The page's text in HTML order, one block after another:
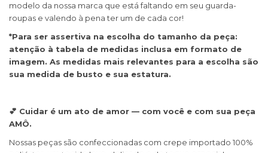
modelo da nossa marca que está faltando em seu guarda-
roupas e valendo à pena ter um de cada cor!
*Para ser assertiva na escolha do tamanho da peça:
atenção à tabela de medidas inclusa em formato de
imagem. As medidas mais relevantes para a escolha são
sua medida de busto e sua estatura.
💕 Cuidar é um ato de amor — com você e com sua peça
AMÔ.
Nossas peças são confeccionadas com crepe importado 100%